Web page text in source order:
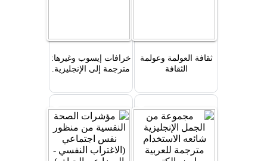
ثقافة العولمة وعولمة
الثقافة
خرافات إيسوب وغيرها:
مترجمة إلى الإنجليزية.
وطباعة قبل كل خرافة